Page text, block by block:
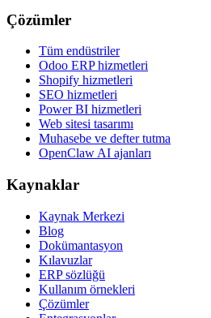
Çözümler
Tüm endüstriler
Odoo ERP hizmetleri
Shopify hizmetleri
SEO hizmetleri
Power BI hizmetleri
Web sitesi tasarımı
Muhasebe ve defter tutma
OpenClaw AI ajanları
Kaynaklar
Kaynak Merkezi
Blog
Dokümantasyon
Kılavuzlar
ERP sözlüğü
Kullanım örnekleri
Çözümler